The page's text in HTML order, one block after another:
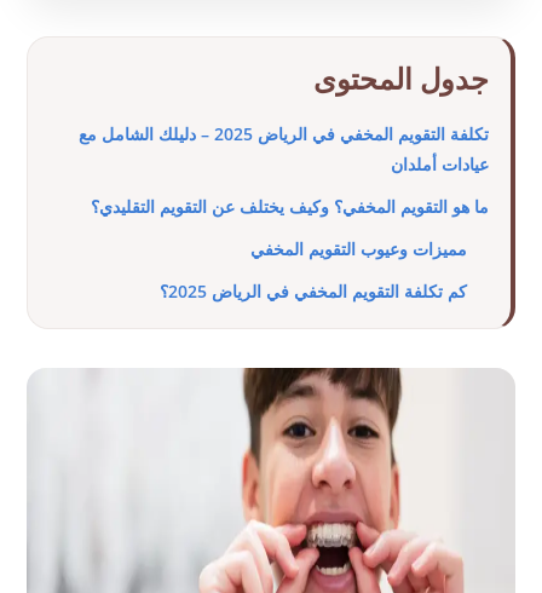
جدول المحتوى
تكلفة التقويم المخفي في الرياض 2025 – دليلك الشامل مع
عيادات أملدان
ما هو التقويم المخفي؟ وكيف يختلف عن التقويم التقليدي؟
مميزات وعيوب التقويم المخفي
كم تكلفة التقويم المخفي في الرياض 2025؟